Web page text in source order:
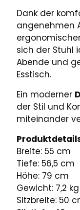
Dank der
angenehmen
sich der Stuhl
Abende und
Esstisch.
Ein moderner
der Stil und
miteinander
Breite: 55 cm
Tiefe: 56,5 cm
Höhe: 79 cm
Gewicht: 7,2 kg
Sitzbreite: 50